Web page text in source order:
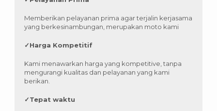
Memberikan pelayanan prima agar terjalin kerjasama
yang berkesinambungan, merupakan moto kami
✓Harga Kompetitif
Kami menawarkan harga yang kompetitive, tanpa
mengurangi kualitas dan pelayanan yang kami
berikan.
✓Tepat waktu